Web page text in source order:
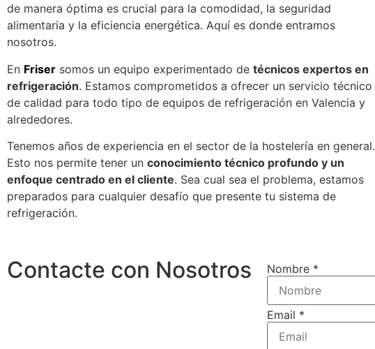
de manera óptima es crucial para la comodidad, la seguridad
alimentaria y la eficiencia energética. Aquí es donde entramos
nosotros.
En Friser somos un equipo experimentado de técnicos expertos en
refrigeración. Estamos comprometidos a ofrecer un servicio técnico
de calidad para todo tipo de equipos de refrigeración en Valencia y
alrededores.
Tenemos años de experiencia en el sector de la hostelería en general.
Esto nos permite tener un conocimiento técnico profundo y un
enfoque centrado en el cliente. Sea cual sea el problema, estamos
preparados para cualquier desafío que presente tu sistema de
refrigeración.
Contacte con Nosotros Nombre *
Email *